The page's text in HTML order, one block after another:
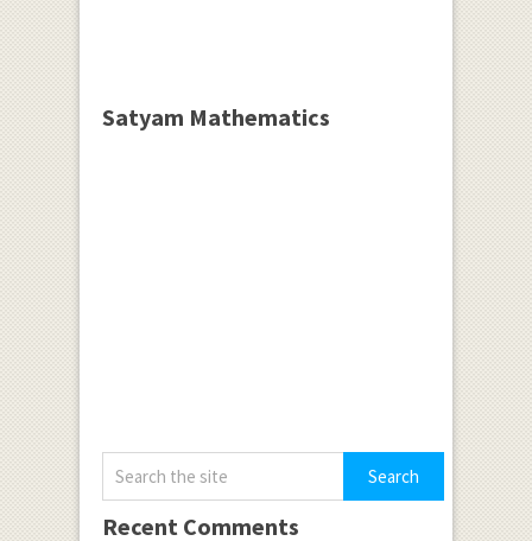
Satyam Mathematics
Recent Comments